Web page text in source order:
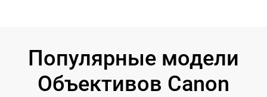
Популярные модели
Объективов Canon